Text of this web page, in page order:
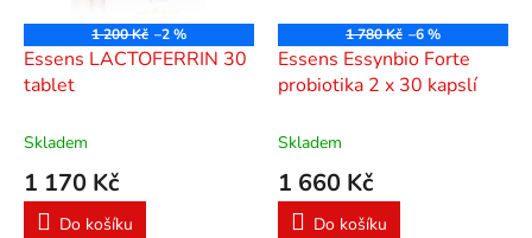
1 200 Kč –2 %
Essens LACTOFERRIN 30
tablet
Skladem
1 170 Kč
Do košíku
1 780 Kč –6 %
Essens Essynbio Forte
probiotika 2 x 30 kapslí
Skladem
1 660 Kč
Do košíku